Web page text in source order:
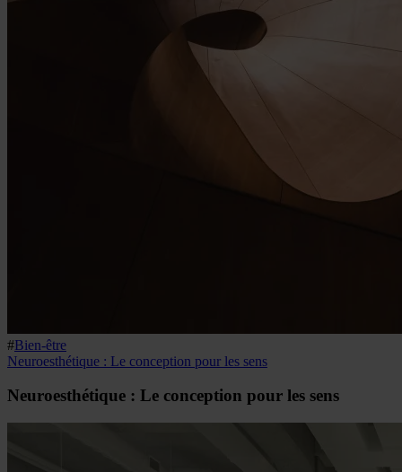
#Bien-être
Neuroesthétique : Le conception pour les sens
Neuroesthétique : Le conception pour les sens